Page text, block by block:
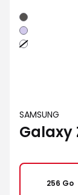
Graphite
Violet
Blanc
SAMSUNG
Galaxy
256 Go